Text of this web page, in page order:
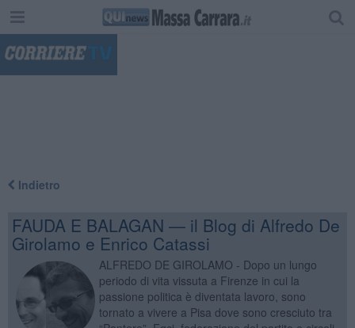
Indietro
FAUDA E BALAGAN — il Blog di Alfredo De
Girolamo e Enrico Catassi
ALFREDO DE GIROLAMO - Dopo un lungo
periodo di vita vissuta a Firenze in cui la
passione politica è diventata lavoro, sono
tornato a vivere a Pisa dove sono cresciuto tra